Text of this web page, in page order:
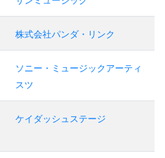
株式会社パンダ・リンク
ソニー・ミュージックアーティ
スツ
ケイダッシュステージ